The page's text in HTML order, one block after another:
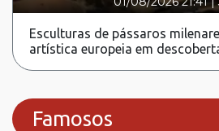
Esculturas de pássaros
artística europeia em
Famosos